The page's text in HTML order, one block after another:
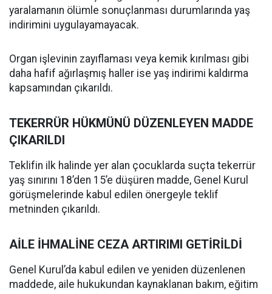
yaralamanın ölümle sonuçlanması durumlarında yaş
indirimini uygulayamayacak.
Organ işlevinin zayıflaması veya kemik kırılması gibi
daha hafif ağırlaşmış haller ise yaş indirimi kaldırma
kapsamından çıkarıldı.
TEKERRÜR HÜKMÜNÜ DÜZENLEYEN MADDE
ÇIKARILDI
Teklifin ilk halinde yer alan çocuklarda suçta tekerrür
yaş sınırını 18’den 15’e düşüren madde, Genel Kurul
görüşmelerinde kabul edilen önergeyle teklif
metninden çıkarıldı.
AİLE İHMALİNE CEZA ARTIRIMI GETİRİLDİ
Genel Kurul’da kabul edilen ve yeniden düzenlenen
maddede, aile hukukundan kaynaklanan bakım, eğitim